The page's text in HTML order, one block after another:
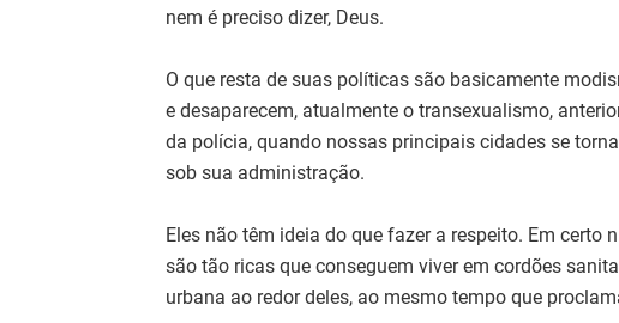
nem é preciso dizer, Deus.
O que resta de suas políticas são basicamente
e desaparecem, atualmente o transexualismo,
da polícia, quando nossas principais cidades se
sob sua administração.
Eles não têm ideia do que fazer a respeito. Em certo
são tão ricas que conseguem viver em cordões
urbana ao redor deles, ao mesmo tempo que